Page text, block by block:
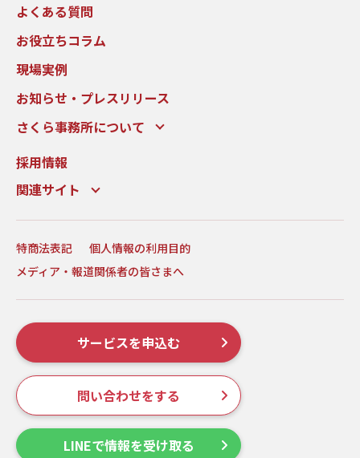
よくある質問
お役立ちコラム
現場実例
お知らせ・プレスリリース
さくら事務所について
採用情報
関連サイト
特商法表記
個人情報の利用目的
メディア・報道関係者の皆さまへ
サービスを申込む
問い合わせをする
LINEで情報を受け取る